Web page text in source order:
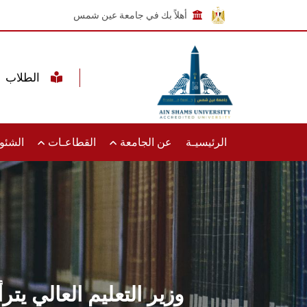
أهلاً بك في جامعة عين شمس
الرئيسيـة عن الجامعة القطاعـات
وزير التعليم العالي